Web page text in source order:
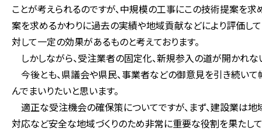
ことが考えられるのですが、中規模の工事にこの技術提案を
案を求めるかわりに過去の実績や地域貢献などにより評価し
対して一定の効果があるものと考えております。
しかしながら、受注業者の固定化、新規参入の道が開かれ
今後とも、県議会や県民、事業者などの御意見を引き続いて
んでまいりたいと思います。
適正な受注機会の確保策についてですが、まず、建設業は
対応など安全な地域づくりのため非常に重要な役割を果たして